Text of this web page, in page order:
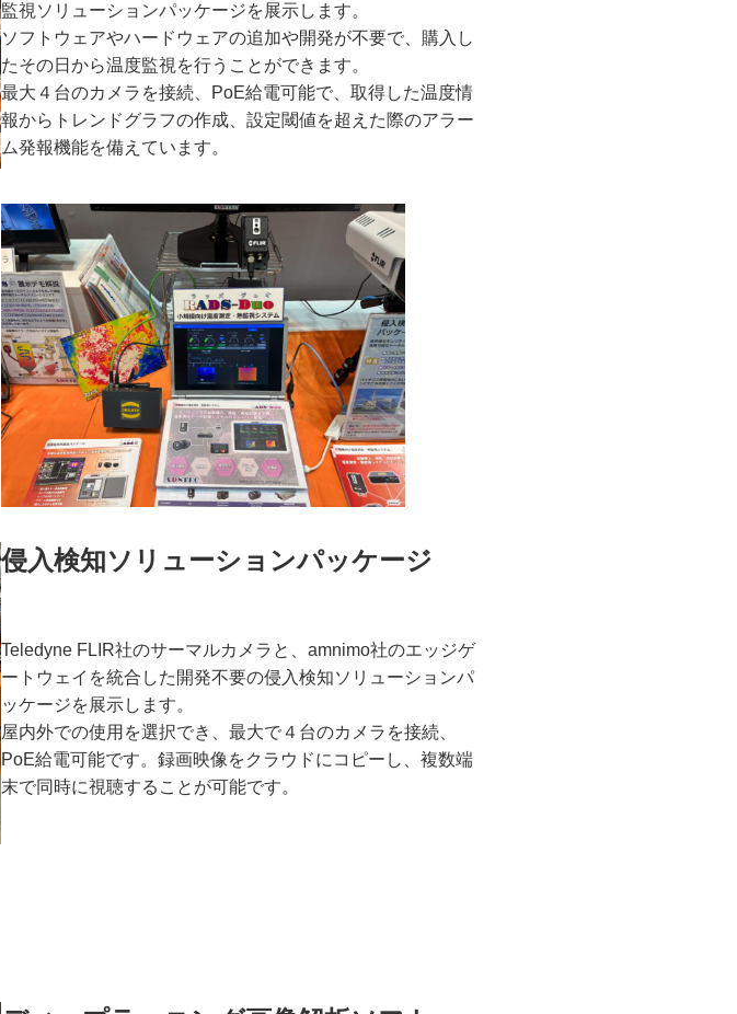
監視ソリューションパッケージを展示します。
ソフトウェアやハードウェアの追加や開発が不要で、購入し
たその日から温度監視を行うことができます。
最大４台のカメラを接続、PoE給電可能で、取得した温度情
報からトレンドグラフの作成、設定閾値を超えた際のアラー
ム発報機能を備えています。
侵入検知ソリューションパッケージ
Teledyne FLIR社のサーマルカメラと、amnimo社のエッジゲ
ートウェイを統合した開発不要の侵入検知ソリューションパ
ッケージを展示します。
屋内外での使用を選択でき、最大で４台のカメラを接続、
PoE給電可能です。録画映像をクラウドにコピーし、複数端
末で同時に視聴することが可能です。